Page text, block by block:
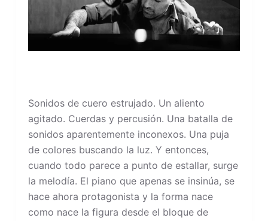
Sonidos de cuero estrujado. Un aliento
agitado. Cuerdas y percusión. Una batalla de
sonidos aparentemente inconexos. Una puja
de colores buscando la luz. Y entonces,
cuando todo parece a punto de estallar, surge
la melodía. El piano que apenas se insinúa, se
hace ahora protagonista y la forma nace
como nace la figura desde el bloque de